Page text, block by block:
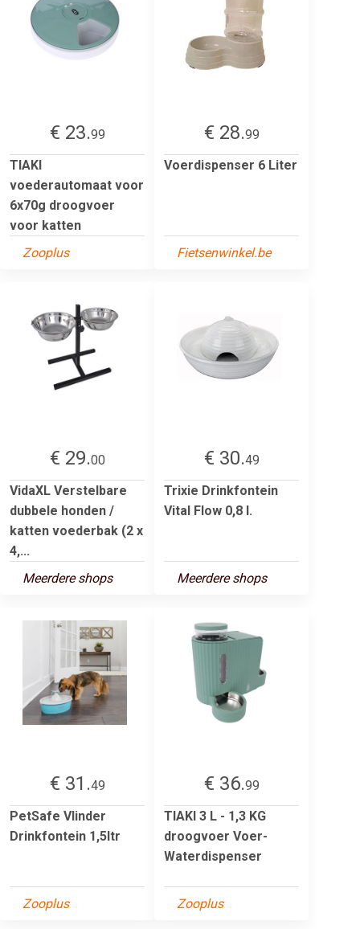
€ 23.99
TIAKI
voederautomaat voor
6x70g droogvoer
voor katten
Zooplus
€ 28.99
Voerdispenser 6 Liter
Fietsenwinkel.be
€ 29.00
VidaXL Verstelbare
dubbele honden /
katten voederbak (2 x
4,...
Meerdere shops
€ 30.49
Trixie Drinkfontein
Vital Flow 0,8 l.
Meerdere shops
€ 31.49
PetSafe Vlinder
Drinkfontein 1,5ltr
Zooplus
€ 36.99
TIAKI 3 L - 1,3 KG
droogvoer Voer-
Waterdispenser
Zooplus